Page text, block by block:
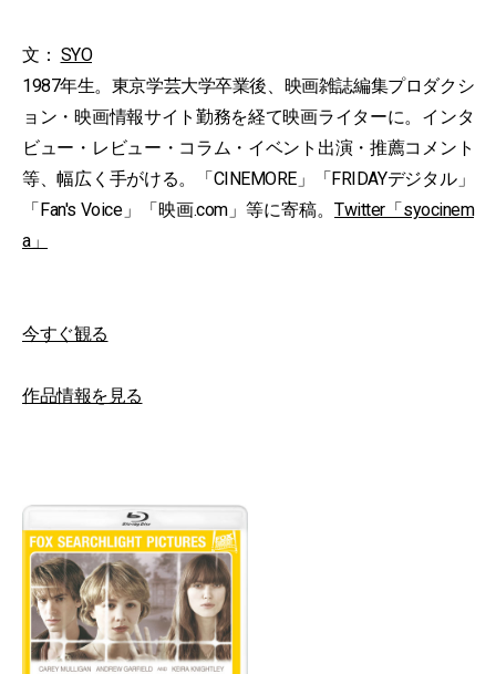
文： SYO
1987年生。東京学芸大学卒業後、映画雑誌編集プロダクシ
ョン・映画情報サイト勤務を経て映画ライターに。インタ
ビュー・レビュー・コラム・イベント出演・推薦コメント
等、幅広く手がける。「CINEMORE」「FRIDAYデジタル」
「Fan's Voice」「映画.com」等に寄稿。 Twitter「syocinem
a」
今すぐ観る
作品情報を見る